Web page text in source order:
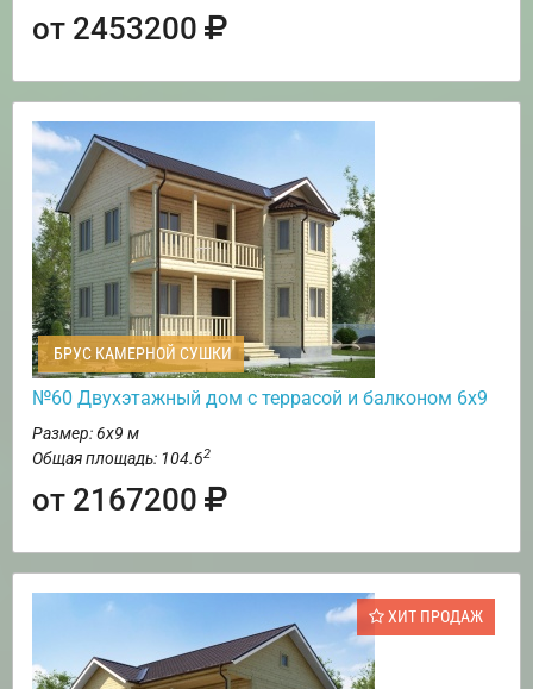
от 2453200
БРУС КАМЕРНОЙ СУШКИ
№60 Двухэтажный дом с террасой и балконом 6х9
Размер: 6х9 м
Общая площадь: 104.62
от 2167200
ХИТ ПРОДАЖ